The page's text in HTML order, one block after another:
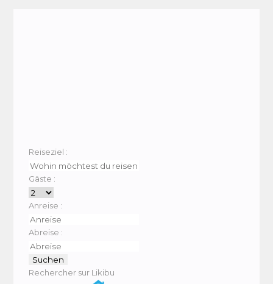
Reiseziel :
Gäste :
Anreise :
Abreise :
Rechercher sur Likibu